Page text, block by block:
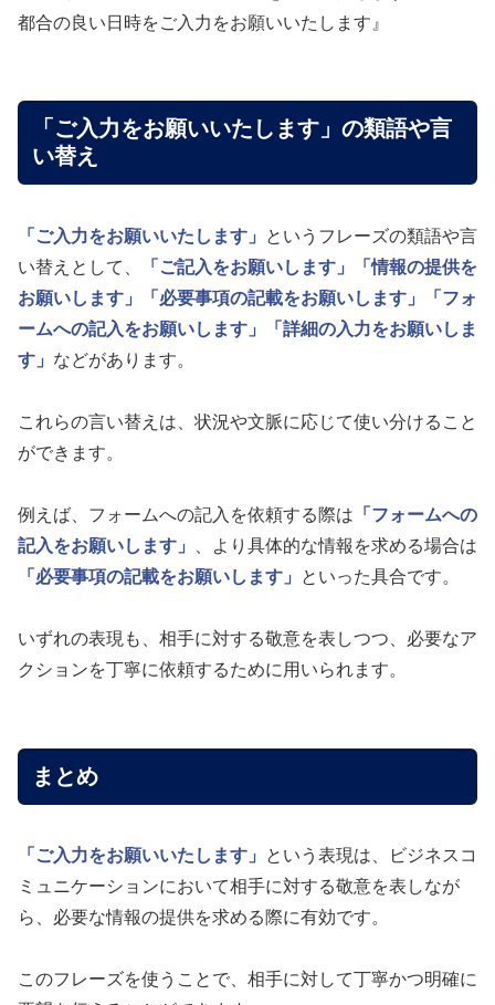
都合の良い日時をご入力をお願いいたします』
「ご入力をお願いいたします」の類語や言
い替え
「ご入力をお願いいたします」
というフレーズの類語や言
い替えとして、
「ご記入をお願いします」
「情報の提供を
お願いします」
「必要事項の記載をお願いします」
「フォ
ームへの記入をお願いします」
「詳細の入力をお願いしま
す」 などがあります。
これらの言い替えは、状況や文脈に応じて使い分けること
ができます。
例えば、フォームへの記入を依頼する際は 「フォームへの
記入をお願いします」
、より具体的な情報を求める場合は
「必要事項の記載をお願いします」
といった具合です。
いずれの表現も、相手に対する敬意を表しつつ、必要なア
クションを丁寧に依頼するために用いられます。
まとめ
「ご入力をお願いいたします」
という表現は、ビジネスコ
ミュニケーションにおいて相手に対する敬意を表しなが
ら、必要な情報の提供を求める際に有効です。
このフレーズを使うことで、相手に対して丁寧かつ明確に